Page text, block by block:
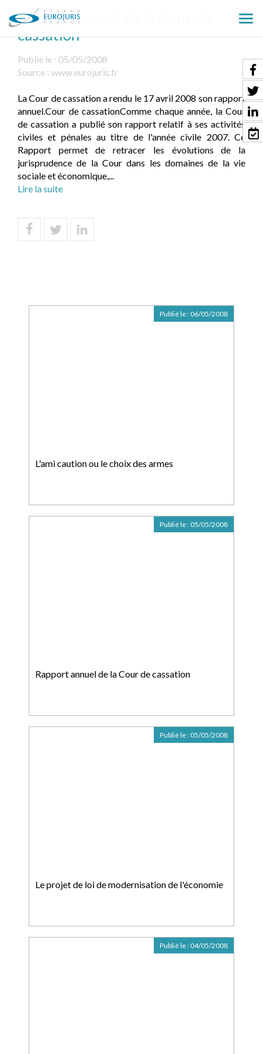
le
Rapport annuel de la Cour de
cassation
Publié le : 05/05/2008
Source : www.eurojuris.fr
La Cour de cassation a rendu le 17 avril 2008 son rapport
annuel.Cour de cassationComme chaque année, la Cour
de cassation a publié son rapport relatif à ses activités
civiles et pénales au titre de l'année civile 2007. Ce
Rapport permet de retracer les évolutions de la
jurisprudence de la Cour dans les domaines de la vie
sociale et économique,...
Lire la suite
L'ami caution ou le choix des armes
Publié le : 06/05/2008
Rapport annuel de la Cour de cassation
Publié le : 05/05/2008
Le projet de loi de modernisation de l'économie
Publié le : 05/05/2008
Publié le : 04/05/2008